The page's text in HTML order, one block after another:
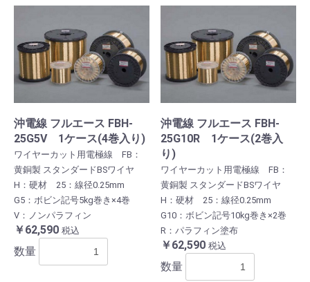
沖電線 フルエース FBH-
25G5V 1ケース(4巻入り)
ワイヤーカット用電極線 FB：
黄銅製 スタンダードBSワイヤ
H：硬材 25：線径0.25mm
G5：ボビン記号5kg巻き×4巻
V：ノンパラフィン
￥62,590 税込
数量
沖電線 フルエース FBH-
25G10R 1ケース(2巻入
り)
ワイヤーカット用電極線 FB：
黄銅製 スタンダードBSワイヤ
H：硬材 25：線径0.25mm
G10：ボビン記号10kg巻き×2巻
R：パラフィン塗布
￥62,590 税込
数量